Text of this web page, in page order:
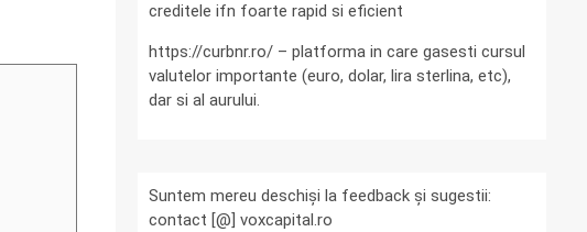
creditele ifn foarte rapid si eficient
https://curbnr.ro/ – platforma in care gasesti cursul
valutelor importante (euro, dolar, lira sterlina, etc),
dar si al aurului.
Suntem mereu deschiși la feedback și sugestii:
contact [@] voxcapital.ro